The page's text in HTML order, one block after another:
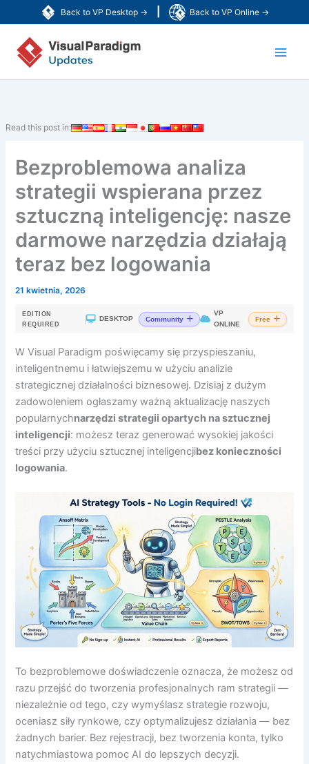
Back to VP Desktop → Back to VP Online →
do
treści
Read this post in:
Bezproblemowa analiza
strategii wspierana przez
sztuczną inteligencję: nasze
darmowe narzędzia działają
teraz bez logowania
21 kwietnia, 2026
EDITION
REQUIRED
| DESKTOP Community
VP
ONLINE
Free
W Visual Paradigm poświęcamy się przyspieszaniu,
inteligentnemu i łatwiejszemu w użyciu analizie
strategicznej działalności biznesowej. Dzisiaj z dużym
zadowoleniem ogłaszamy ważną aktualizację naszych
popularnychnarzędzi strategii opartych na sztucznej
inteligencji: możesz teraz generować wysokiej jakości
treści przy użyciu sztucznej inteligencjibez konieczności
logowania.
To bezproblemowe doświadczenie oznacza, że możesz od
razu przejść do tworzenia profesjonalnych ram strategii —
niezależnie od tego, czy wymyślasz strategie rozwoju,
oceniasz siły rynkowe, czy optymalizujesz działania — bez
żadnych barier. Bez rejestracji, bez tworzenia konta, tylko
natychmiastowa pomoc AI do lepszych decyzji.